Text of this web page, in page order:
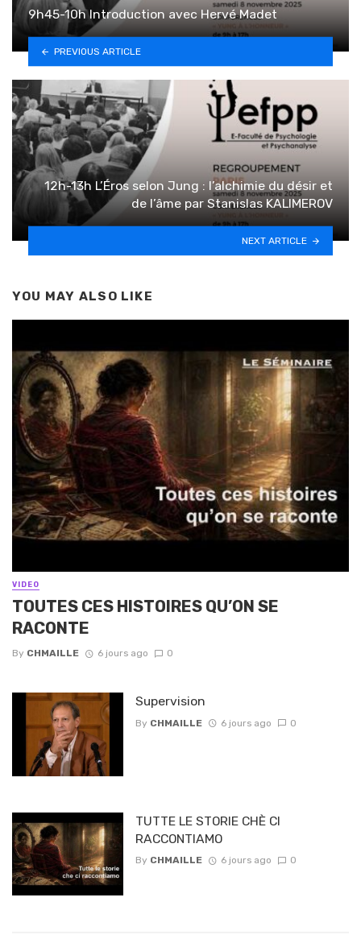
9h45-10h Introduction avec Hervé Madet
PREVIOUS ARTICLE
12h-13h L’Éros selon Jung : l’alchimie du désir et
de l’âme par Stanislas KALIMEROV
NEXT ARTICLE
YOU MAY ALSO LIKE
VIDEO
TOUTES CES HISTOIRES QU’ON SE
RACONTE
By CHMAILLE 6 jours ago 0
Supervision
By CHMAILLE 6 jours ago 0
TUTTE LE STORIE CHÈ CI
RACCONTIAMO
By CHMAILLE 6 jours ago 0